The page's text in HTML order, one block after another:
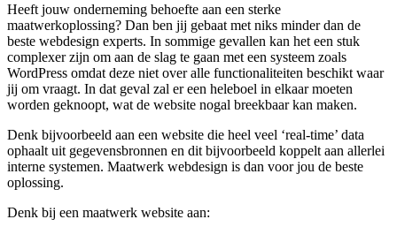
Heeft jouw onderneming behoefte aan een sterke
maatwerkoplossing? Dan ben jij gebaat met niks minder dan de
beste webdesign experts. In sommige gevallen kan het een stuk
complexer zijn om aan de slag te gaan met een systeem zoals
WordPress omdat deze niet over alle functionaliteiten beschikt waar
jij om vraagt. In dat geval zal er een heleboel in elkaar moeten
worden geknoopt, wat de website nogal breekbaar kan maken.
Denk bijvoorbeeld aan een website die heel veel ‘real-time’ data
ophaalt uit gegevensbronnen en dit bijvoorbeeld koppelt aan allerlei
interne systemen. Maatwerk webdesign is dan voor jou de beste
oplossing.
Denk bij een maatwerk website aan: